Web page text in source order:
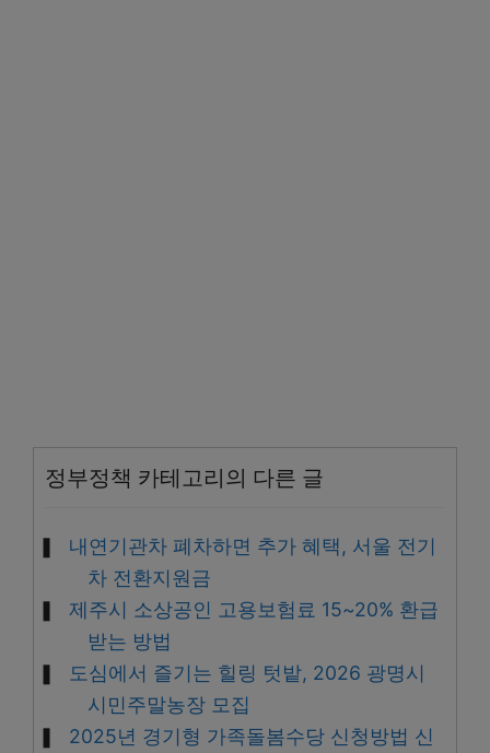
정부정책 카테고리의 다른 글
내연기관차 폐차하면 추가 혜택, 서울 전기
차 전환지원금
제주시 소상공인 고용보험료 15~20% 환급
받는 방법
도심에서 즐기는 힐링 텃밭, 2026 광명시
시민주말농장 모집
2025년 경기형 가족돌봄수당 신청방법 신